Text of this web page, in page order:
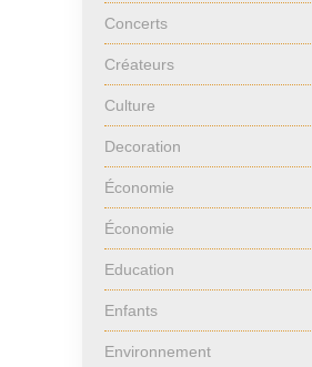
Concerts
Créateurs
Culture
Decoration
Économie
Économie
Education
Enfants
Environnement